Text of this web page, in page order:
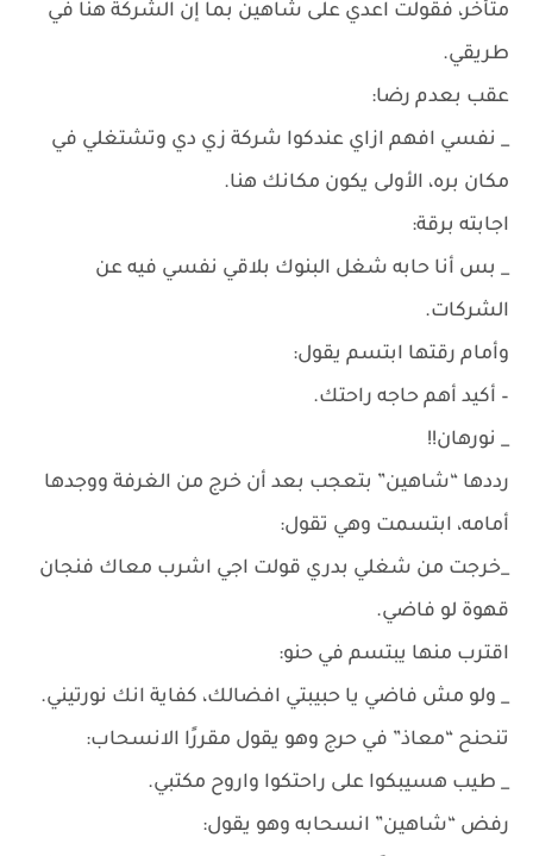
متأخر، فقولت اعدي على شاهين بما إن الشركة هنا في
طريقي.
عقب بعدم رضا:
_ نفسي افهم ازاي عندكوا شركة زي دي وتشتغلي في
مكان بره، الأولى يكون مكانك هنا.
اجابته برقة:
_ بس أنا حابه شغل البنوك بلاقي نفسي فيه عن
الشركات.
وأمام رقتها ابتسم يقول:
– أكيد أهم حاجه راحتك.
_ نورهان!!
رددها “شاهين” بتعجب بعد أن خرج من الغرفة ووجدها
أمامه، ابتسمت وهي تقول:
_خرجت من شغلي بدري قولت اجي اشرب معاك فنجان
قهوة لو فاضي.
اقترب منها يبتسم في حنو:
_ ولو مش فاضي يا حبيبتي افضالك، كفاية انك نورتيني.
تنحنح “معاذ” في حرج وهو يقول مقررًا الانسحاب:
_ طيب هسيبكوا على راحتكوا واروح مكتبي.
رفض “شاهين” انسحابه وهو يقول: